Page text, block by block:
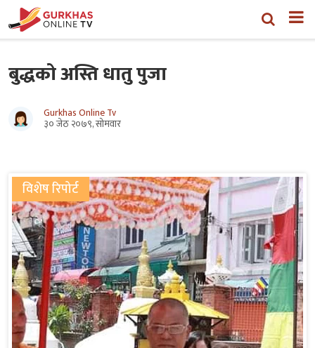
बुद्धको अस्ति धातु पुजा
Gurkhas Online Tv
३० जेठ २०७९, सोमवार
विशेष रिपोर्ट